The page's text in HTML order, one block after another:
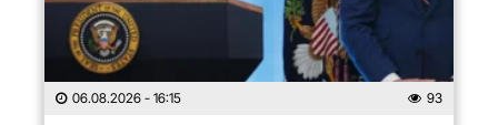
06.08.2026 - 16:15 93